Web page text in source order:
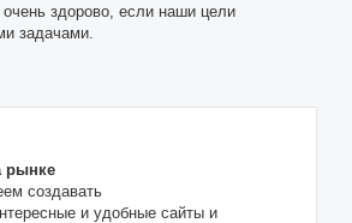
здорово, если наши цели
задачами.
рынке
создавать
и удобные сайты и